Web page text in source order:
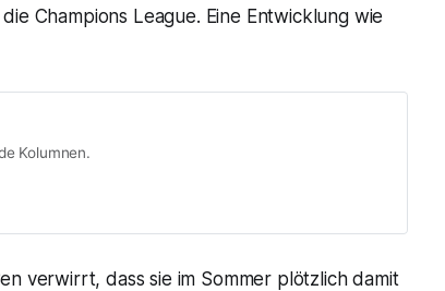
Champions League. Eine Entwicklung wie
Kolumnen.
verwirrt, dass sie im Sommer plötzlich damit